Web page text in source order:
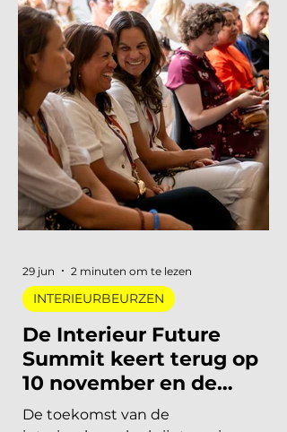
Mark Timo | Founder De Interieur Club
6 jul
4 minuten om te lezen
VERDIEPING
werken van de Artemis
Academie Graduation
Show 2026 die je bijblijven
De nieuwe generatie ontwerpers wil
niet harder. Ze wil zachter. Dat werd
pijnlijk duidelijk op de jaarlijkse
INTERIEURBEURZEN